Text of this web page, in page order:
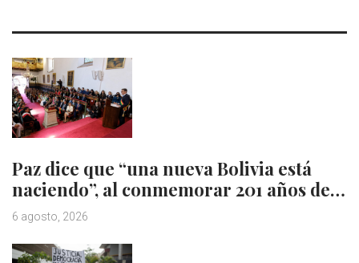
Paz dice que “una nueva Bolivia está
naciendo”, al conmemorar 201 años de…
6 agosto, 2026